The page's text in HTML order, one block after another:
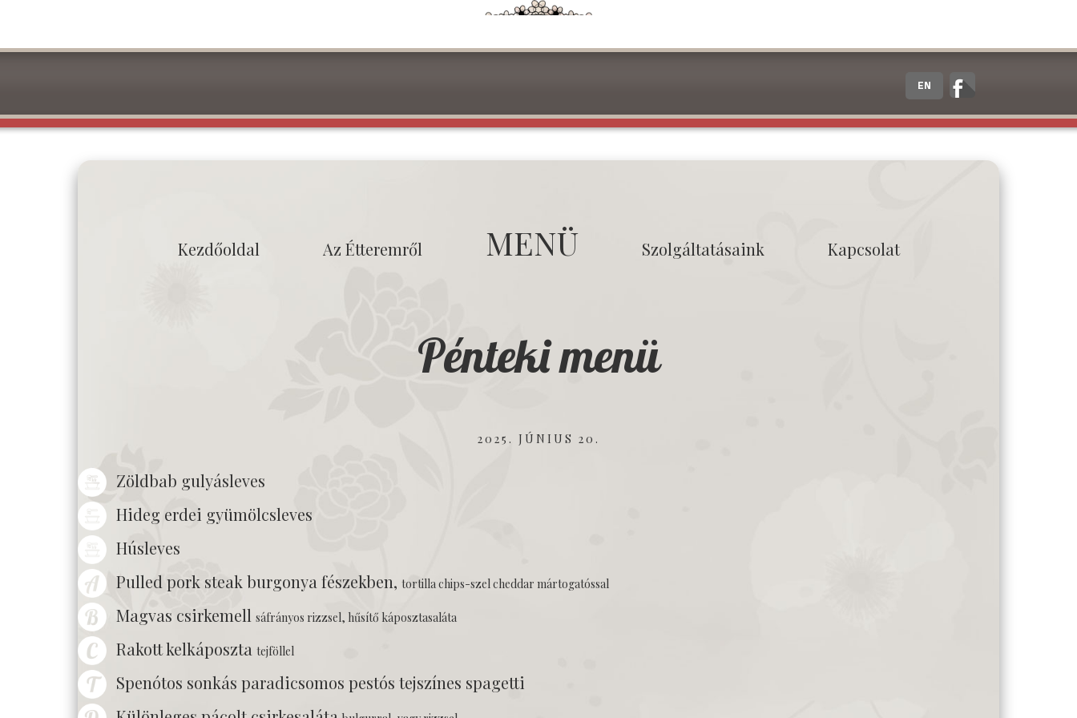
EN
Kezdőoldal Az Étteremről MENÜ Szolgáltatásaink Kapcsolat
Pénteki menü
2025. JÚNIUS 20.
Zöldbab gulyásleves
Hideg erdei gyümölcsleves
Húsleves
Pulled pork steak burgonya fészekben, tortilla chips-szel cheddar mártogatóssal
Magvas csirkemell sáfrányos rizzsel, hűsítő káposztasaláta
Rakott kelkáposzta tejföllel
Spenótos sonkás paradicsomos pestós tejszínes spagetti